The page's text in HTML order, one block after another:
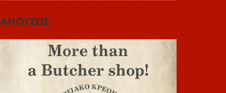
ΑΝΟΥΣΟΣ